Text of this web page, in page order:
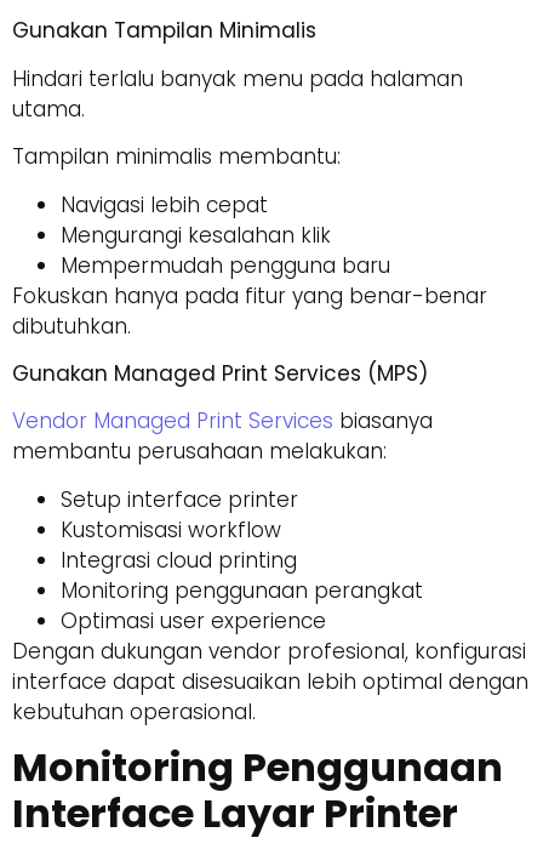
Gunakan Tampilan Minimalis
Hindari terlalu banyak menu pada halaman
utama.
Tampilan minimalis membantu:
Navigasi lebih cepat
Mengurangi kesalahan klik
Mempermudah pengguna baru
Fokuskan hanya pada fitur yang benar-benar
dibutuhkan.
Gunakan Managed Print Services (MPS)
Vendor Managed Print Services biasanya
membantu perusahaan melakukan:
Setup interface printer
Kustomisasi workflow
Integrasi cloud printing
Monitoring penggunaan perangkat
Optimasi user experience
Dengan dukungan vendor profesional, konfigurasi
interface dapat disesuaikan lebih optimal dengan
kebutuhan operasional.
Monitoring Penggunaan
Interface Layar Printer